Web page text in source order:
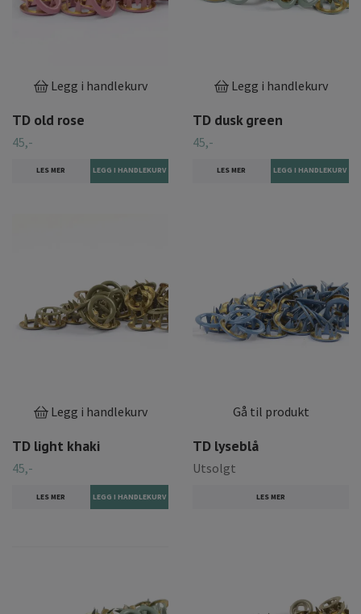
Legg i handlekurv
TD old rose
45,-
LES MER
Legg i handlekurv
TD dusk green
45,-
LES MER
Legg i handlekurv
TD light khaki
45,-
LES MER
Gå til produkt
TD lyseblå
Utsolgt
LES MER